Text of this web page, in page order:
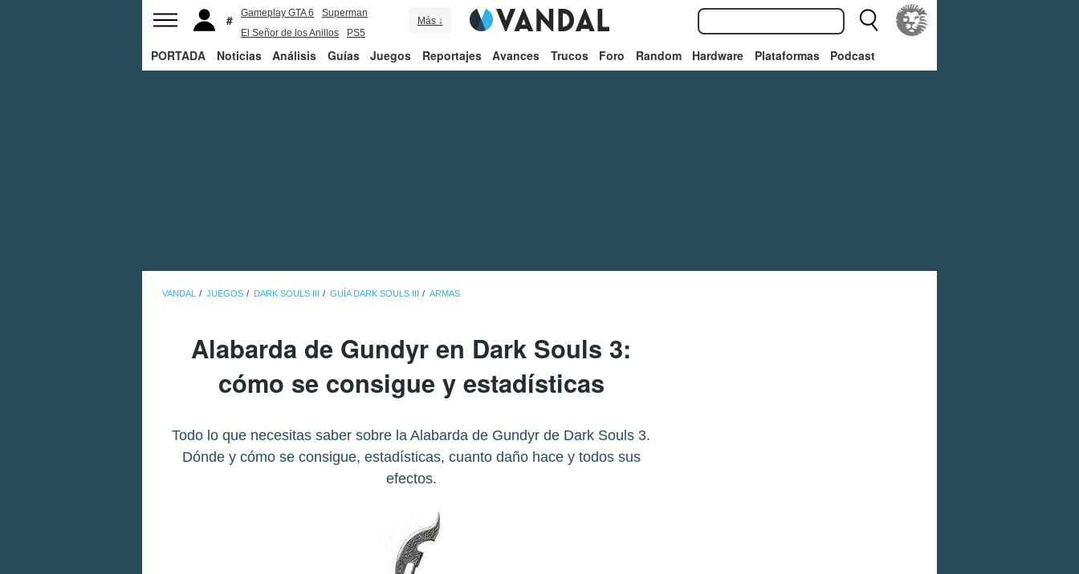
Gameplay GTA 6
Superman
El Señor de los Anillos
PS5
Más ↓
PORTADA Noticias Análisis Guías Juegos Reportajes Avances Trucos Foro Random Hardware Plataformas Podcast
VANDAL JUEGOS DARK SOULS III GUÍA DARK SOULS III ARMAS
Alabarda de Gundyr en Dark Souls 3:
cómo se consigue y estadísticas
Todo lo que necesitas saber sobre la Alabarda de Gundyr de Dark Souls 3.
Dónde y cómo se consigue, estadísticas, cuanto daño hace y todos sus
efectos.